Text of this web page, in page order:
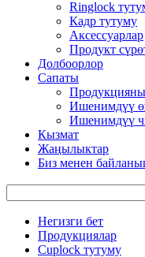
Ringlock
Кадр тутуму
Аксессуарлар
Продукт
Долбоорлор
Сапаты
Ишенимдүү
Ишенимдүү
Кызмат
Жаңылыктар
Биз менен
Негизги бет
Продукциялар
Cuplock тутуму